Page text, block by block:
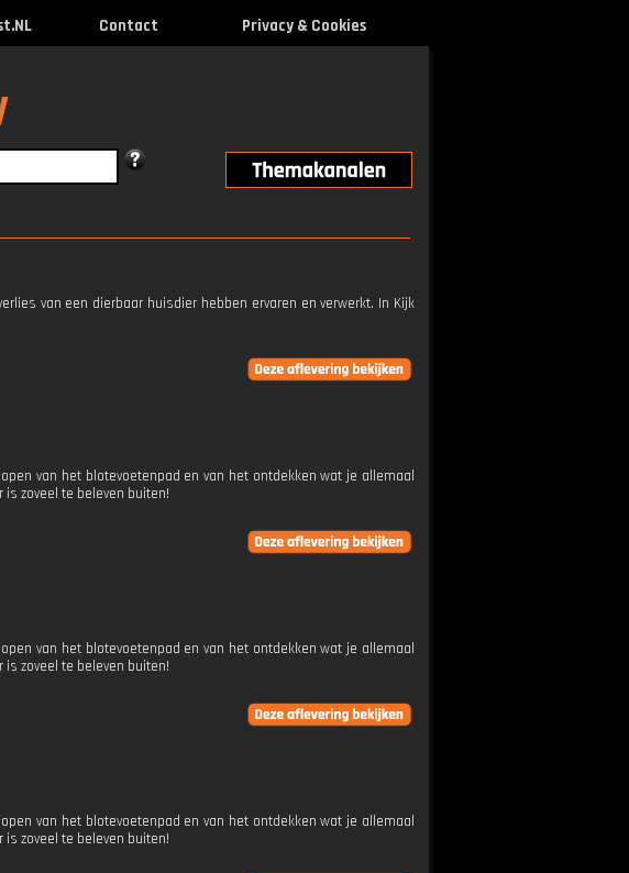
Contact Privacy & Cookies
van een dierbaar huisdier hebben ervaren en verwerkt. In Kijk
van het blotevoetenpad en van het ontdekken wat je allemaal
zoveel te beleven buiten!
van het blotevoetenpad en van het ontdekken wat je allemaal
zoveel te beleven buiten!
van het blotevoetenpad en van het ontdekken wat je allemaal
zoveel te beleven buiten!